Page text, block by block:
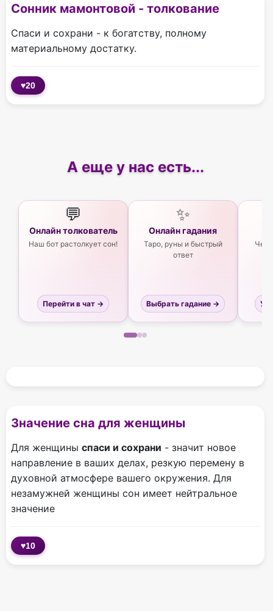
Сонник мамонтовой - толкование
Спаси и сохрани - к богатству, полному
материальному достатку.
♥20
А еще у нас есть...
💬
Онлайн толкователь
Наш бот растолкует сон!
Перейти в чат →
✨
Онлайн гадания
Таро, руны и быстрый
ответ
Выбрать гадание →
Значение сна для женщины
Для женщины спаси и сохрани - значит новое
направление в ваших делах, резкую перемену в
духовной атмосфере вашего окружения. Для
незамужней женщины сон имеет нейтральное
значение
♥10